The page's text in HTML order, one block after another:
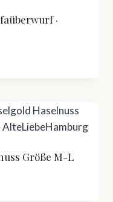
·
Größe M-L